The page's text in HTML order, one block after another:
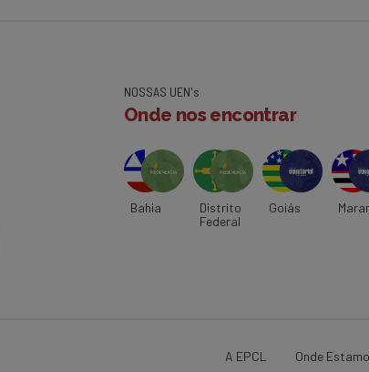
NOSSAS UEN's
Onde nos encontrar
Bahia
Distrito
Federal
Goiás
A EPCL Onde